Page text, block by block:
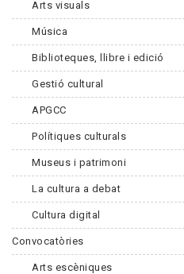
Arts visuals
Música
Biblioteques, llibre i edició
Gestió cultural
APGCC
Polítiques culturals
Museus i patrimoni
La cultura a debat
Cultura digital
Convocatòries
Arts escèniques